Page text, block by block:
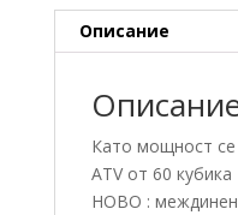
Описание
Като мощност
ATV от 60 кубика
НОВО : междинен